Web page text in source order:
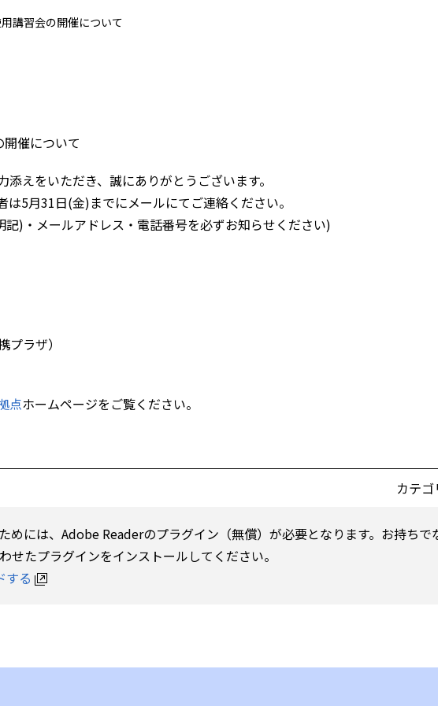
講習会の開催について
催について
えをいただき、誠にありがとうございます。
5月31日(金)までにメールにてご連絡ください。
)・メールアドレス・電話番号を必ずお知らせください)
ラザ）
点ホームページをご覧ください。
カテゴ
めには、Adobe Readerのプラグイン（無償）が必要となります。お持ちで
せたプラグインをインストールしてください。
する